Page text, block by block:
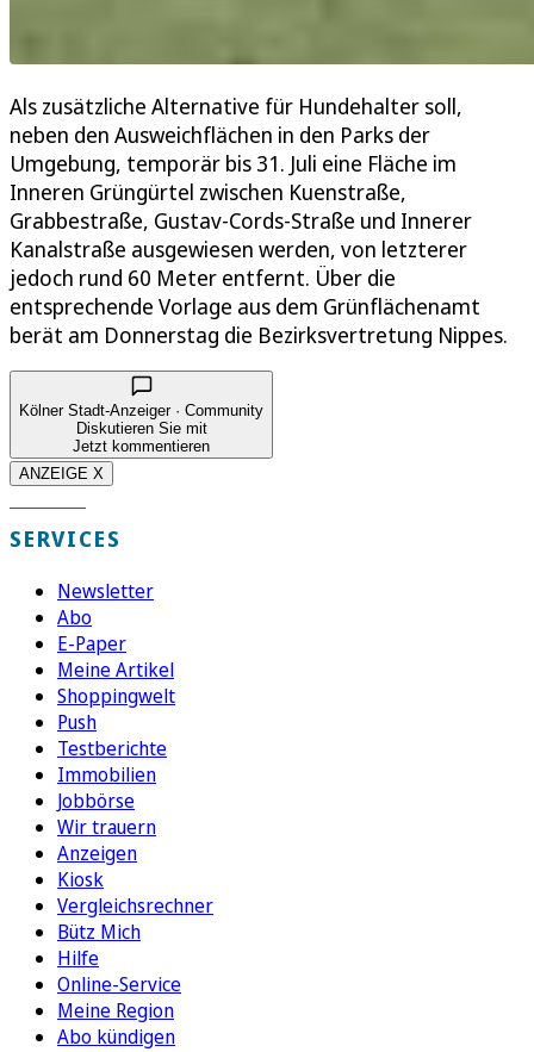
Als zusätzliche Alternative für Hundehalter soll,
neben den Ausweichflächen in den Parks der
Umgebung, temporär bis 31. Juli eine Fläche im
Inneren Grüngürtel zwischen Kuenstraße,
Grabbestraße, Gustav-Cords-Straße und Innerer
Kanalstraße ausgewiesen werden, von letzterer
jedoch rund 60 Meter entfernt. Über die
entsprechende Vorlage aus dem Grünflächenamt
berät am Donnerstag die Bezirksvertretung Nippes.
Kölner Stadt-Anzeiger · Community
Diskutieren Sie mit
Jetzt kommentieren
ANZEIGE X
SERVICES
Newsletter
Abo
E-Paper
Meine Artikel
Shoppingwelt
Push
Testberichte
Immobilien
Jobbörse
Wir trauern
Anzeigen
Kiosk
Vergleichsrechner
Bütz Mich
Hilfe
Online-Service
Meine Region
Abo kündigen